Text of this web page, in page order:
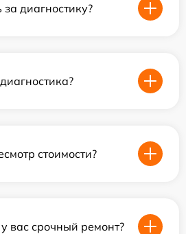
диагностику?
стоимости?
вас срочный ремонт?